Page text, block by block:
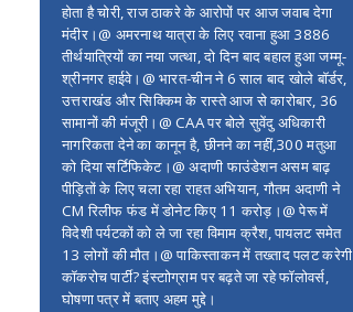
होता है चोरी, राज ठाकरे के आरोपों पर आज जवाब देगा
मंदीर।@ अमरनाथ यात्रा के लिए रवाना हुआ 3886
तीर्थयात्रियों का नया जत्था, दो दिन बाद बहाल हुआ जम्मू-
श्रीनगर हाईवे।@ भारत-चीन ने 6 साल बाद खोले बॉर्डर,
उत्तराखंड और सिक्किम के रास्ते आज से कारोबार, 36
सामानों की मंजूरी।@ CAA पर बोले सुवेंदु अधिकारी
नागरिकता देने का कानून है, छीनने का नहीं,300 मतुआ
को दिया सर्टिफिकेट।@ अदाणी फाउंडेशन असम बाढ़
पीड़ितों के लिए चला रहा राहत अभियान, गौतम अदाणी ने
CM रिलीफ फंड में डोनेट किए 11 करोड़।@ पेरू में
विदेशी पर्यटकों को ले जा रहा विमाम क्रैश, पायलट समेत
13 लोगों की मौत।@ पाकिस्ताकन में तख्ताद पलट करेगी
कॉकरोच पार्टी? इंस्टाोग्राम पर बढ़ते जा रहे फॉलोवर्स,
घोषणा पत्र में बताए अहम मुद्दे।